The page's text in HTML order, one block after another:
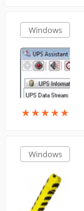
Windows
★★★★★
★★★★★
Windows